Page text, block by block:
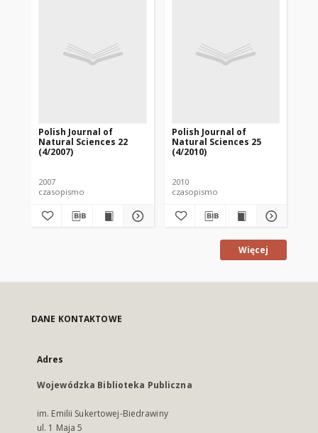
Polish Journal of
Natural Sciences 22
(4/2007)
2007
czasopismo
Polish Journal of
Natural Sciences 25
(4/2010)
2010
czasopismo
Więcej
DANE KONTAKTOWE
Adres
Wojewódzka Biblioteka Publiczna
im. Emilii Sukertowej-Biedrawiny
ul. 1 Maja 5